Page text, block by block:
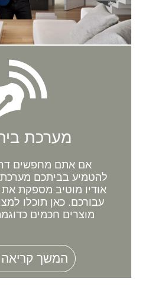
מערכת
אם אתם מחפשים
להטמיע בביתכם
אודיו מוטיב מספקת
עבורכם. כאן תוכלו
מוצרים חכמים
המשך